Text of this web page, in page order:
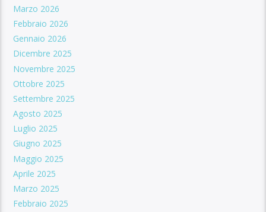
Marzo 2026
Febbraio 2026
Gennaio 2026
Dicembre 2025
Novembre 2025
Ottobre 2025
Settembre 2025
Agosto 2025
Luglio 2025
Giugno 2025
Maggio 2025
Aprile 2025
Marzo 2025
Febbraio 2025